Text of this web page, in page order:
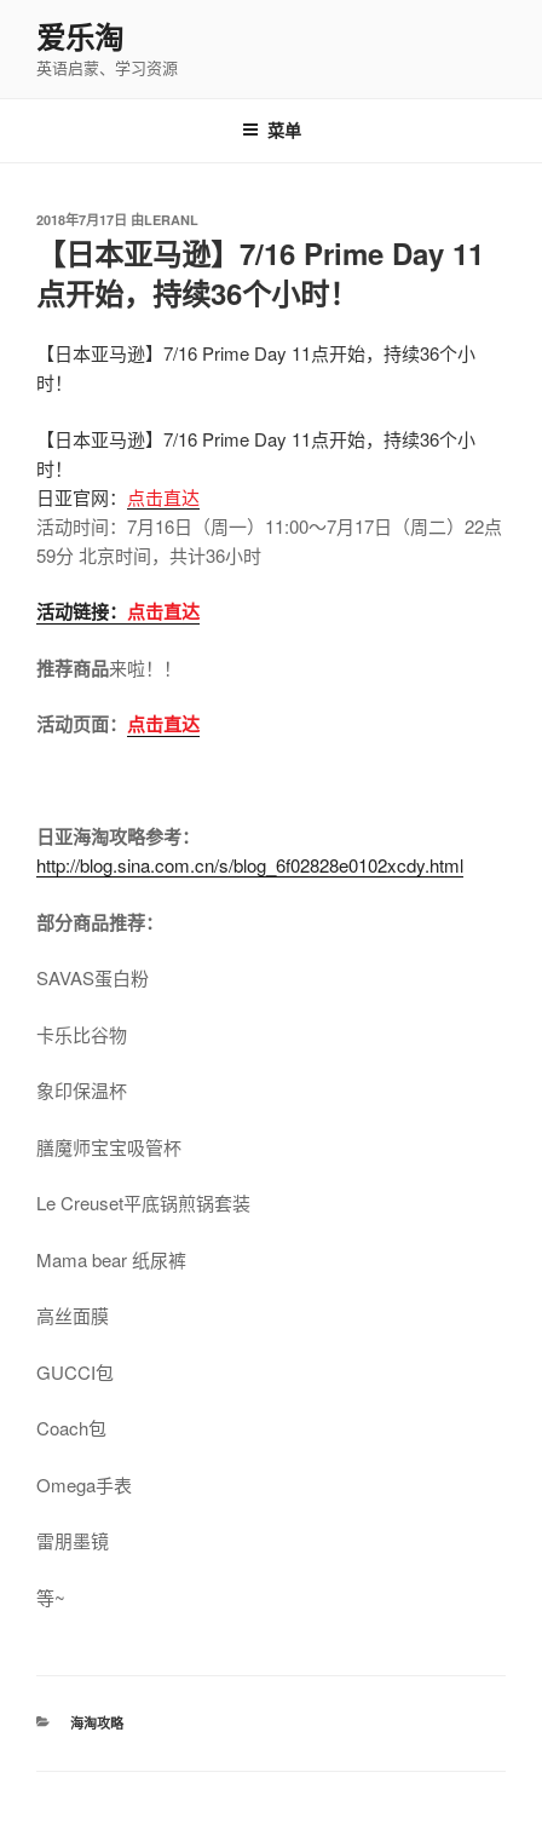
爱乐淘
英语启蒙、学习资源
菜单
发
2018年7月17日 由LERANL
【日本亚马逊】7/16 Prime Day 11
点开始，持续36个小时！
【日本亚马逊】7/16 Prime Day 11点开始，持续36个小
时！
【日本亚马逊】7/16 Prime Day 11点开始，持续36个小
时！
日亚官网： 点击直达
活动时间：7月16日（周一）11:00～7月17日（周二）22点
59分 北京时间，共计36小时
活动链接： 点击直达
推荐商品来啦！！
活动页面： 点击直达
日亚海淘攻略参考：
http://blog.sina.com.cn/s/blog_6f02828e0102xcdy.html
部分商品推荐：
SAVAS蛋白粉
卡乐比谷物
象印保温杯
膳魔师宝宝吸管杯
Le Creuset平底锅煎锅套装
Mama bear 纸尿裤
高丝面膜
GUCCI包
Coach包
Omega手表
雷朋墨镜
等~
分
海淘攻略